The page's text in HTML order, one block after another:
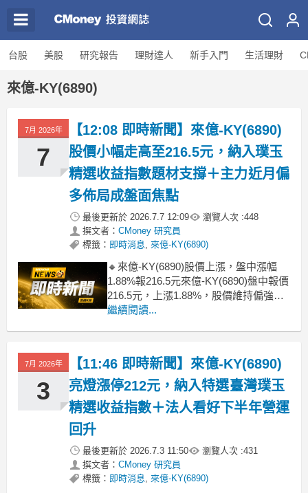
台股 美股 研究報告 理財達人 新手入門 生活理財
來億-KY(6890)
7月 2026年
7
【12:08 即時新聞】來億-KY(6890)
股價小幅走高至216.5元，納入璞玉
精選收益指數題材支撐＋主力近月偏
多佈局成盤面焦點
最後更新於 2026.7.7 12:09 瀏覽人次 :448
撰文者： CMoney 研究員
標籤： 即時消息, 來億-KY(6890)
🔸來億-KY(6890)股價上漲，盤中漲幅
1.88%報216.5元來億-KY(6890)盤中報價
216.5元，上漲1.88%，股價維持偏強格
局。短線在歷經6月中到7月初的一段修
題材，將其視為高股利與潛藏價值族群
的一員。雖然股價仍低
繼續閱讀...
7月 2026年
3
【11:46 即時新聞】來億-KY(6890)
亮燈漲停212元，納入特選臺灣璞玉
精選收益指數＋法人看好下半年營運
回升
最後更新於 2026.7.3 11:50 瀏覽人次 :431
撰文者： CMoney 研究員
標籤： 即時消息, 來億-KY(6890)